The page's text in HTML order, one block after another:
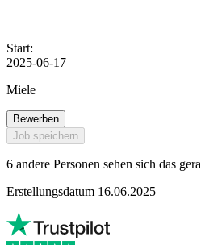
Start:
2025-06-17
Miele
Bewerben
Job speichern
6 andere Personen sehen sich das
Erstellungsdatum 16.06.2025